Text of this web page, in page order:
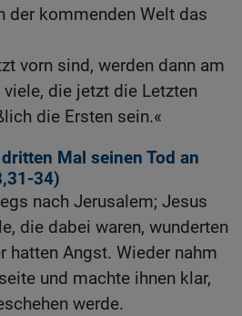
der kommenden Welt das
vorn sind, werden dann am
die jetzt die Letzten
die Ersten sein.«
Mal seinen Tod an
34)
nach Jerusalem; Jesus
die dabei waren, wunderten
hatten Angst. Wieder nahm
und machte ihnen klar,
werde.